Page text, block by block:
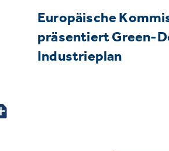
Europäische
präsentiert Green-
Industrieplan